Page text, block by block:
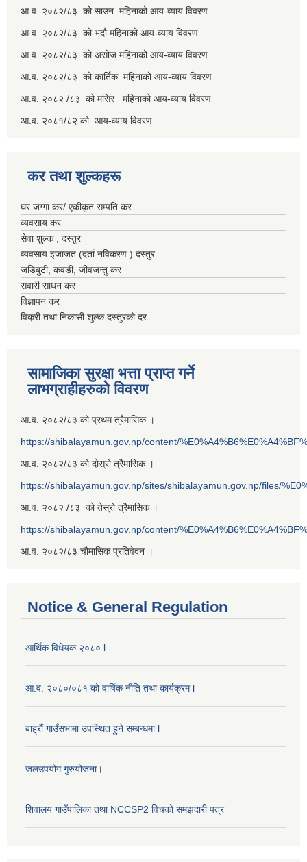
आ.व. २०८२/८३ को साउन महिनाको आय-व्याय विवरण
आ.व. २०८२/८३ को भदौ महिनाको आय-व्याय विवरण
आ.व. २०८२/८३ को असोज महिनाको आय-व्याय विवरण
आ.व. २०८२/८३ को कार्तिक महिनाको आय-व्याय विवरण
आ.व. २०८२ /८३ को मसिर महिनाको आय-व्याय विवरण
आ.व. २०८१/८२ को आय-व्याय विवरण
कर तथा शुल्कहरू
घर जग्गा कर/ एकीकृत सम्पति कर
व्यवसाय कर
सेवा शुल्क , दस्तुर
व्यवसाय इजाजत (दर्ता नविकरण ) दस्तुर
जडिबुटी, कवडी, जीवजन्तु कर
सवारी साधन कर
विज्ञापन कर
विक्री तथा निकासी शुल्क दस्तुरको दर
सामाजिका सुरक्षा भत्ता प्राप्त गर्ने
लाभग्राहीहरुको विवरण
आ.व. २०८२/८३ को प्रथम त्रैमासिक ।
https://shibalayamun.gov.np/content/
आ.व. २०८२/८३ को दोस्रो त्रैमासिक ।
https://shibalayamun.gov.np/sites/shibalayamun.gov.np/files/
आ.व. २०८२ /८३ को तेस्रो त्रैमासिक ।
https://shibalayamun.gov.np/content/
आ.व. २०८२/८३ चौमासिक प्रतिवेदन ।
Notice & General Regulation
आर्थिक विधेयक २०८० l
आ.व. २०८०/०८१ को वार्षिक नीति तथा कार्यक्रम l
बाह्रौं गाउँसभामा उपस्थित हुने सम्बन्धमा l
जलउपयोग गुरुयोजना।
शिवालय गाउँपालिका तथा NCCSP2 विचको समझदारी पत्र